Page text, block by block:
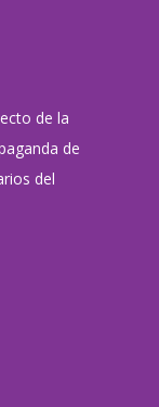
de la
de
del